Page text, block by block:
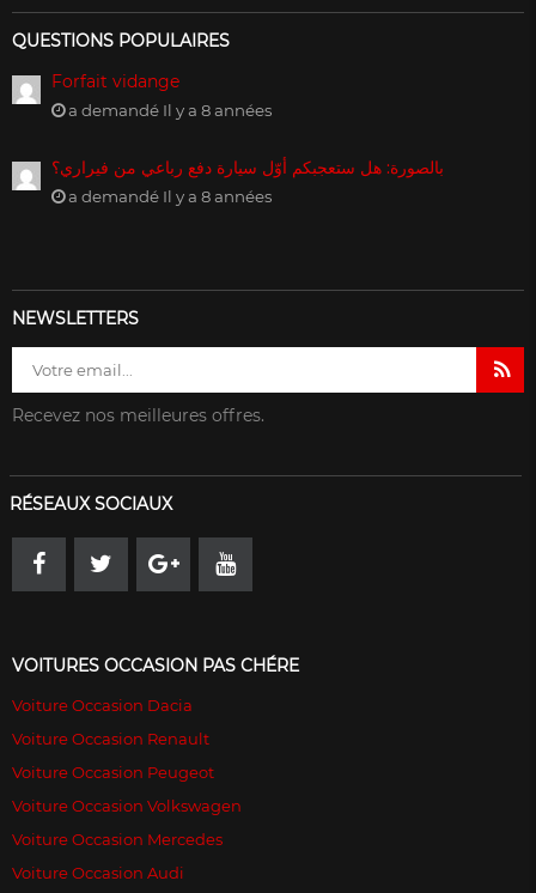
QUESTIONS POPULAIRES
Forfait vidange
a demandé Il y a 8 années
بالصورة: هل ستعجبكم أوّل سيارة دفع رباعي من فيراري؟
a demandé Il y a 8 années
NEWSLETTERS
Recevez nos meilleures offres.
RÉSEAUX SOCIAUX
VOITURES OCCASION PAS CHÉRE
Voiture Occasion Dacia
Voiture Occasion Renault
Voiture Occasion Peugeot
Voiture Occasion Volkswagen
Voiture Occasion Mercedes
Voiture Occasion Audi